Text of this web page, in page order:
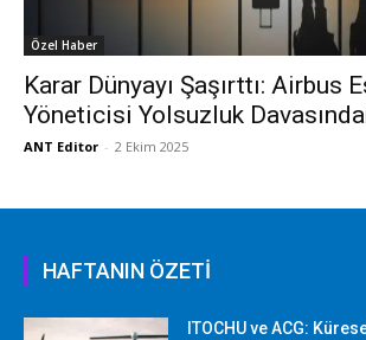
Özel Haber
Karar Dünyayı Şaşırttı: Airbus
Yöneticisi Yolsuzluk
ANT Editor - 2 Ekim 2025
HAFTANIN ÖZETİ
ITOCHU ve ACG: